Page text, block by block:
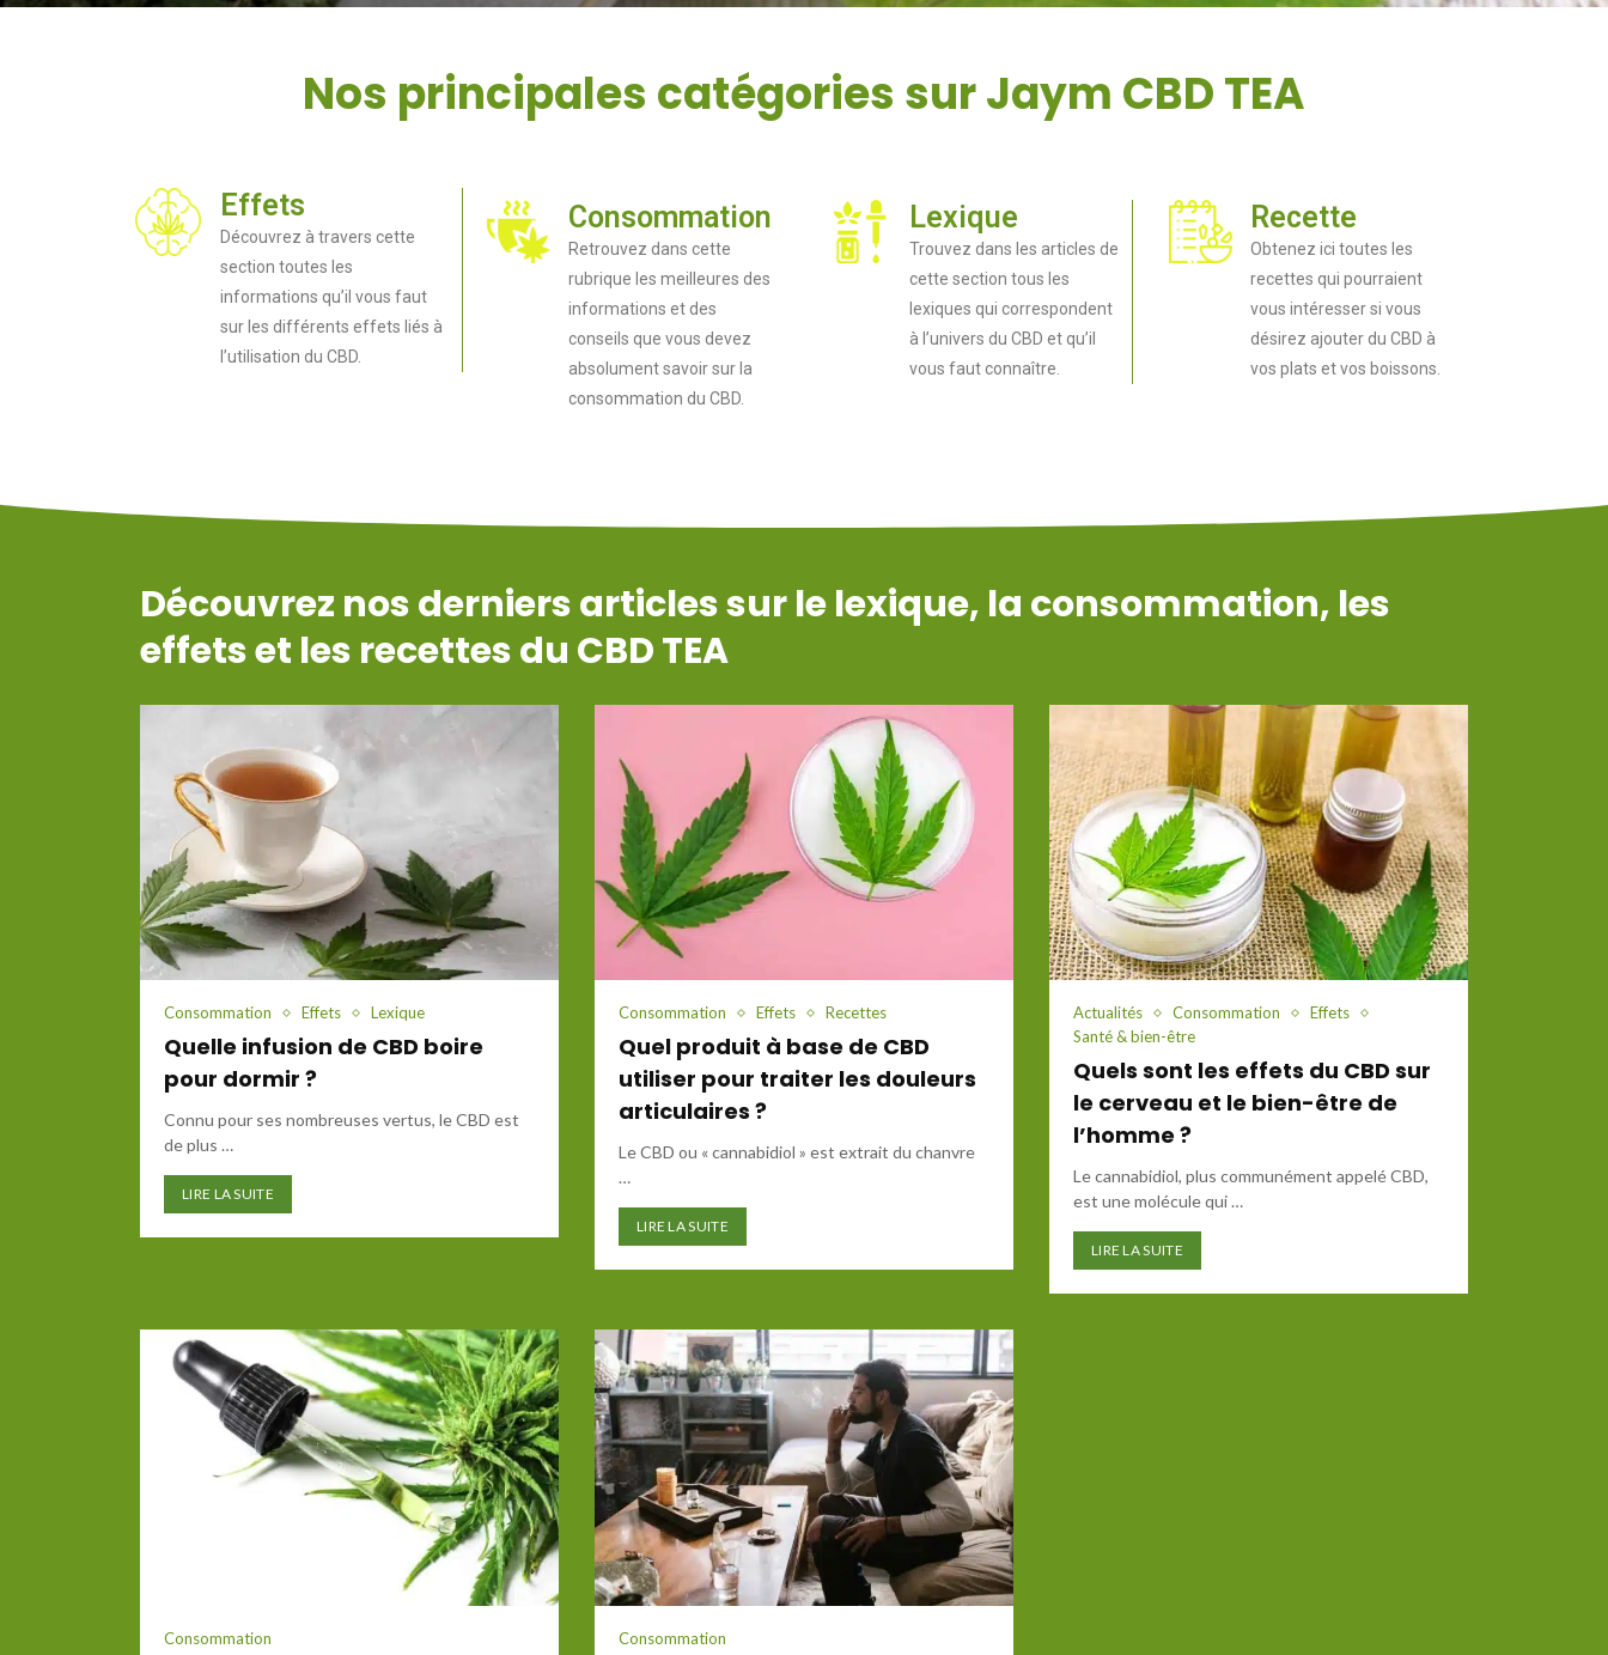
Nos principales catégories sur Jaym CBD TEA
Effets
Découvrez à travers cette
section toutes les
informations qu’il vous faut
sur les différents effets liés à
l’utilisation du CBD.
Consommation
Retrouvez dans cette
rubrique les meilleures des
informations et des
conseils que vous devez
absolument savoir sur la
consommation du CBD.
Lexique
Trouvez dans les articles de
cette section tous les
lexiques qui correspondent
à l’univers du CBD et qu’il
vous faut connaître.
Recette
Obtenez ici toutes les
recettes qui pourraient
vous intéresser si vous
désirez ajouter du CBD à
vos plats et vos boissons.
Découvrez nos derniers articles sur le lexique, la consommation, les
effets et les recettes du CBD TEA
Consommation Effets Lexique
Quelle infusion de CBD boire
pour dormir ?
Connu pour ses nombreuses vertus, le CBD est
de plus …
LIRE LA SUITE
Consommation Effets Recettes
Quel produit à base de CBD
utiliser pour traiter les douleurs
articulaires ?
Le CBD ou « cannabidiol » est extrait du chanvre
…
LIRE LA SUITE
Actualités Consommation
Effets
Santé & bien-être
Quels sont les effets du CBD sur
le cerveau et le bien-être de
l’homme ?
Le cannabidiol, plus communément appelé CBD,
est une molécule qui …
LIRE LA SUITE
Consommation Consommation